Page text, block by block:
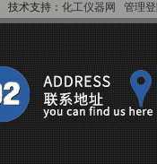
技术支持： 化工仪器网 管理